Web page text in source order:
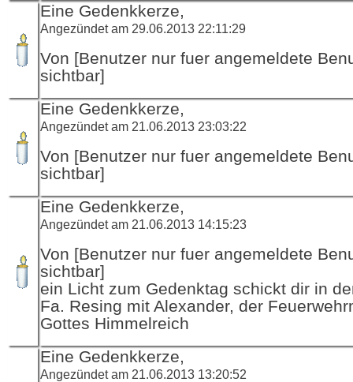
Eine Gedenkkerze,
Angezündet am 29.06.2013 22:11:29
Von [Benutzer nur fuer angemeldete
sichtbar]
Eine Gedenkkerze,
Angezündet am 21.06.2013 23:03:22
Von [Benutzer nur fuer angemeldete
sichtbar]
Eine Gedenkkerze,
Angezündet am 21.06.2013 14:15:23
Von [Benutzer nur fuer angemeldete
sichtbar]
ein Licht zum Gedenktag schickt dir in
Fa. Resing mit Alexander, der
Gottes Himmelreich
Eine Gedenkkerze,
Angezündet am 21.06.2013 13:20:52